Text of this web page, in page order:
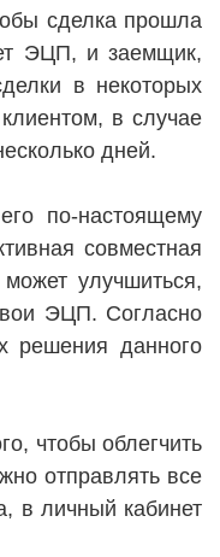
сделка прошла
ЭЦП, и заемщик,
в некоторых
в случае
дней.
по-настоящему
совместная
улучшиться,
ЭЦП. Согласно
решения данного
чтобы облегчить
отправлять все
в личный кабинет